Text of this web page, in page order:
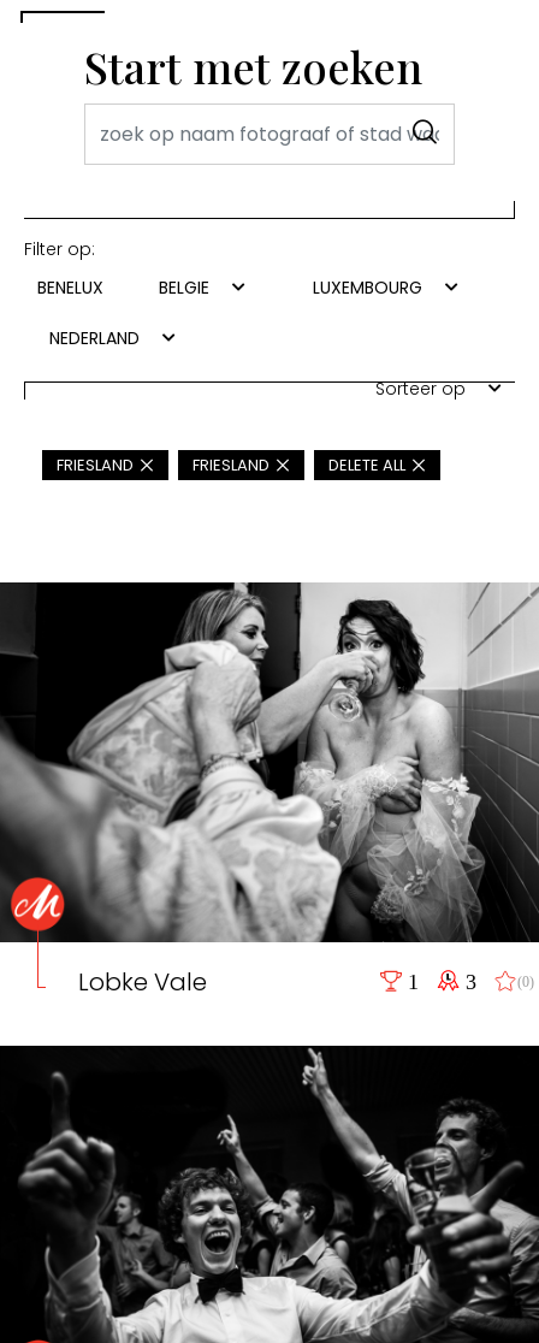
Start met zoeken
Filter op:
BENELUX
BELGIE LUXEMBOURG
NEDERLAND
Sorteer op
FRIESLAND FRIESLAND DELETE ALL
Lobke Vale 1 3 (0)